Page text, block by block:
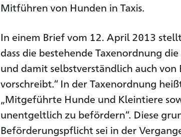
Mitführen von Hunden in Taxis.
In einem Brief vom 12. April 2013
dass die bestehende Taxenordnung
und damit selbstverständlich auch
vorschreibt.“ In der Taxenordnung
„Mitgeführte Hunde und Kleintiere
unentgeltlich zu befördern“. Diese
Beförderungspflicht sei in der